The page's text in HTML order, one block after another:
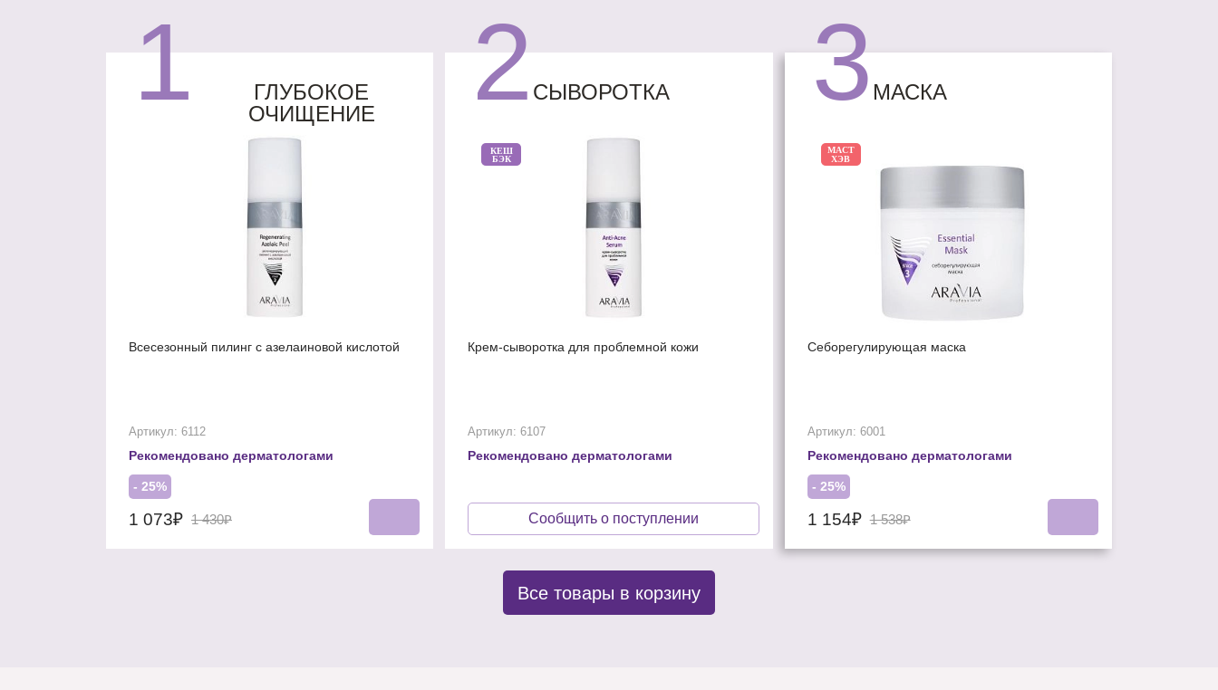
1
ГЛУБОКОЕ
ОЧИЩЕНИЕ
Всесезонный пилинг с азелаиновой кислотой
Артикул: 6112
Рекомендовано дерматологами
- 25%
1 073₽ 1 430₽
2СЫВОРОТКА
КЕШ
БЭК
Крем-сыворотка для проблемной кожи
Артикул: 6107
Рекомендовано дерматологами
Сообщить о поступлении
3МАСКА
МАСТ
ХЭВ
Себорегулирующая маска
Артикул: 6001
Рекомендовано дерматологами
- 25%
1 154₽ 1 538₽
Все товары в корзину